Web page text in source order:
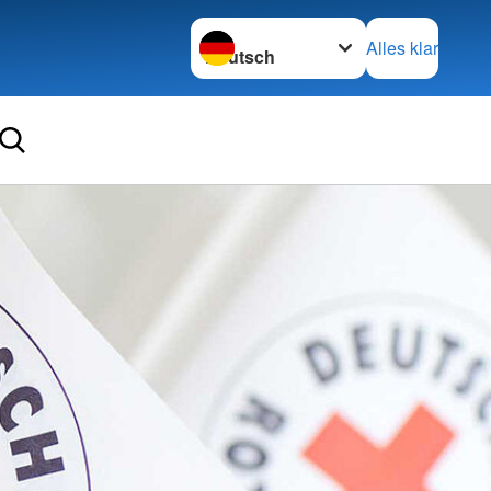
Sprache wechseln zu
Alles klar